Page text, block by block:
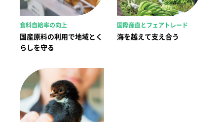
食料自給率の向上
国産原料の利用で地域とく
らしを守る
国際産直とフェアトレード
海を越えて支え合う